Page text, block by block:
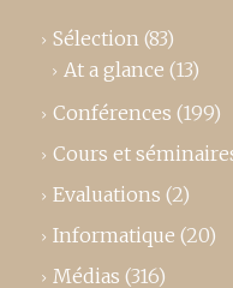
Sélection (83)
At a glance (13)
Conférences (199)
Cours et
Evaluations (2)
Informatique (20)
Médias (316)